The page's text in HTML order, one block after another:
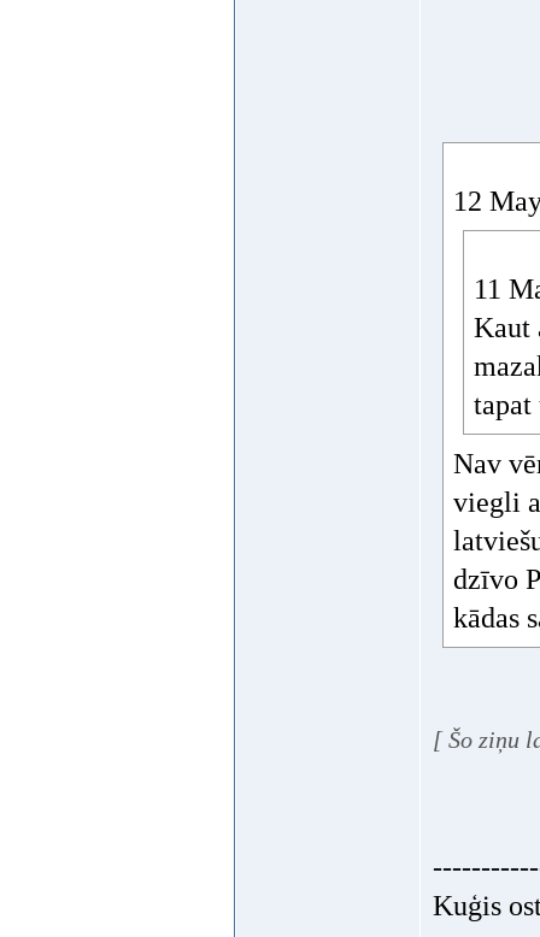
12
11
Kaut
tapat
Nav
viegli
dzīvo
kādas
[ Šo ziņu
Kuģis